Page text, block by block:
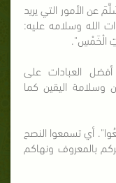
عن الأمور التي يريد
الله وسلامه عليه:
الْخَمْسِ".
العبادات على
وسلامة اليقين كما
أي تسمعوا النصح
بالمعروف ونهاكم